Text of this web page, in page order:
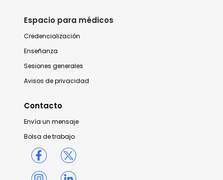
Espacio para médicos
Credencialización
Enseñanza
Sesiones generales
Avisos de privacidad
Contacto
Envía un mensaje
Bolsa de trabajo